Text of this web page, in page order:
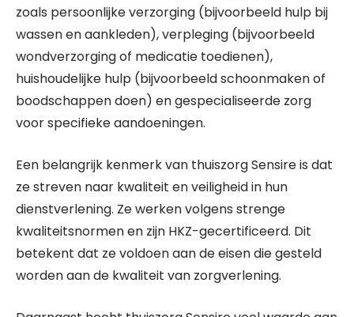
zoals persoonlijke verzorging (bijvoorbeeld hulp bij
wassen en aankleden), verpleging (bijvoorbeeld
wondverzorging of medicatie toedienen),
huishoudelijke hulp (bijvoorbeeld schoonmaken of
boodschappen doen) en gespecialiseerde zorg
voor specifieke aandoeningen.
Een belangrijk kenmerk van thuiszorg Sensire is dat
ze streven naar kwaliteit en veiligheid in hun
dienstverlening. Ze werken volgens strenge
kwaliteitsnormen en zijn HKZ-gecertificeerd. Dit
betekent dat ze voldoen aan de eisen die gesteld
worden aan de kwaliteit van zorgverlening.